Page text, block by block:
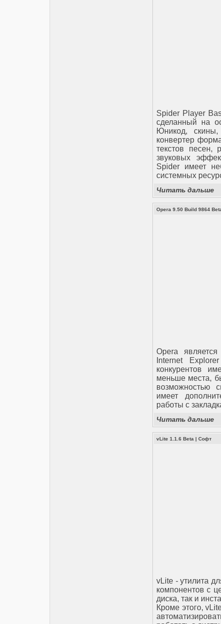
Spider Player
сделанный на
Юникод, скины,
конвертер
текстов песен,
звуковых
Spider имеет
системных
Читать дальше
Opera 9.50 Build 9864
Opera
Internet
конкурентов
меньше места,
возможностью
имеет
работы с
Читать дальше
vLite 1.1.6 Beta | Софт
vLite - утилита
компонентов с
диска, так и
Кроме этого,